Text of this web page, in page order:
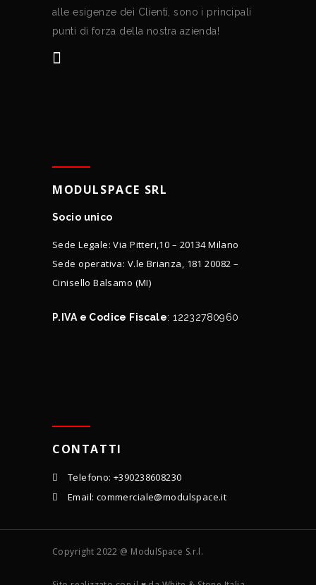
alle esigenze dei Clienti, sono i principali
punti di forza della nostra azienda!
MODULSPACE SRL
Socio unico
Sede Legale: Via Pitteri,10 – 20134 Milano
Sede operativa: V.le Brianza, 181 20082 –
Cinisello Balsamo (MI)
P.IVA e Codice Fiscale: 12232780960
CONTATTI
Telefono: +390238608230
Email: commerciale@modulspace.it
Copyright 2022 @ ModulSpace S.r.l.